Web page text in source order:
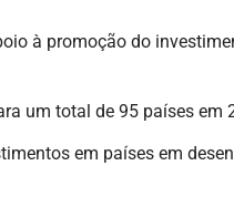
à promoção do
um total de 95 países em
em países em